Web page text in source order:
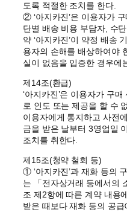
도록 적절한 조치를 한다.
② ‘아지카진’은 이용자가
단별 배송 비용 부담자, 수
약 ‘아지카진’이 약정 배송
용자의 손해를 배상하여야
실이 없음을 입증한 경우에
제14조(환급)
‘아지카진’은 이용자가 구
로 인도 또는 제공을 할 수
이용자에게 통지하고 사전
금을 받은 날부터 3영업일
조치를 취한다.
제15조(청약 철회 등)
① ‘아지카진’과 재화 등의
는 「전자상거래 등에서의
조 제2항에 따른 계약 내용
받은 때보다 재화 등의 공